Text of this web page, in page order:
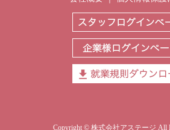
Copyright © 株式会社アステージ All